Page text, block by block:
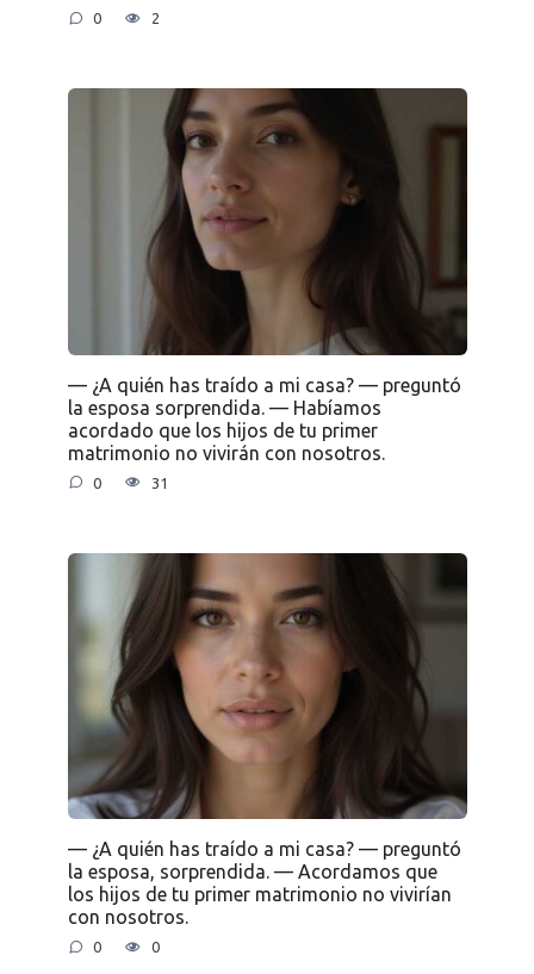
0 2
— ¿A quién has traído a mi casa? — preguntó
la esposa sorprendida. — Habíamos
acordado que los hijos de tu primer
matrimonio no vivirán con nosotros.
0 31
— ¿A quién has traído a mi casa? — preguntó
la esposa, sorprendida. — Acordamos que
los hijos de tu primer matrimonio no vivirían
con nosotros.
0 0